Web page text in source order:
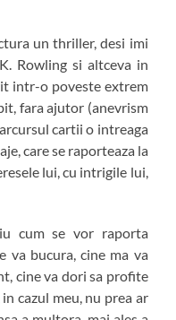
un thriller, desi imi
Rowling si altceva in
intr-o poveste extrem
fara ajutor (anevrism
cartii o intreaga
care se raporteaza la
lui, cu intrigile lui,
cum se vor raporta
va bucura, cine ma va
cine va dori sa profite
cazul meu, nu prea ar